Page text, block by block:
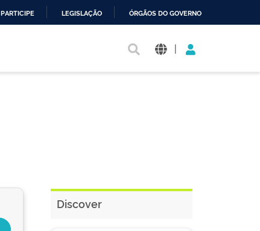
PARTICIPE LEGISLAÇÃO ÓRGÃOS DO GOVERNO
|
Discover